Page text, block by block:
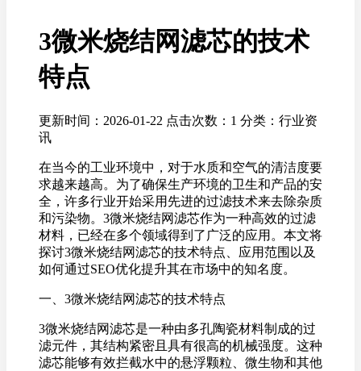
3微米烧结网滤芯的技术
特点
更新时间：2026-01-22 点击次数：1 分类：行业资
讯
在当今的工业环境中，对于水质和空气的清洁度要
求越来越高。为了确保生产环境的卫生和产品的安
全，许多行业开始采用先进的过滤技术来去除杂质
和污染物。3微米烧结网滤芯作为一种高效的过滤
材料，已经在多个领域得到了广泛的应用。本文将
探讨3微米烧结网滤芯的技术特点、应用范围以及
如何通过SEO优化提升其在市场中的知名度。
一、3微米烧结网滤芯的技术特点
3微米烧结网滤芯是一种由多孔陶瓷材料制成的过
滤元件，其结构紧密且具有很高的机械强度。这种
滤芯能够有效拦截水中的悬浮颗粒、微生物和其他